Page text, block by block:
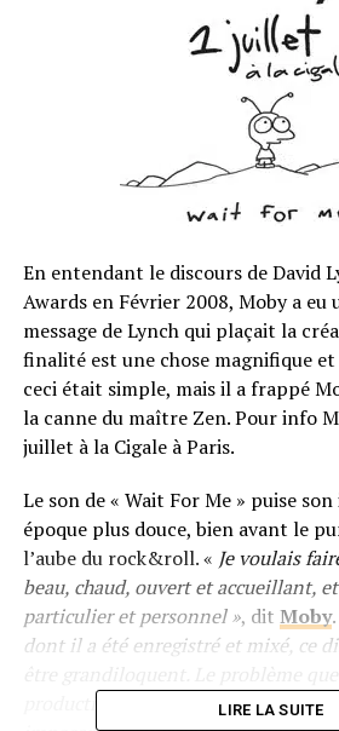
En entendant le discours de David
Awards en Février 2008, Moby a eu
message de Lynch qui plaçait la
finalité est une chose magnifique
ceci était simple, mais il a frappé
la canne du maître Zen. Pour info
juillet à la Cigale à Paris.
Le son de « Wait For Me » puise
époque plus douce, bien avant le
l’aube du rock&roll. « Je voulais
beau, chaud, ouvert et accueillant,
particulier et personnel », dit Moby.
dont il a été enregistré et mixé, ce
productions d’aujourd’hui c’est
LIRE LA SUITE